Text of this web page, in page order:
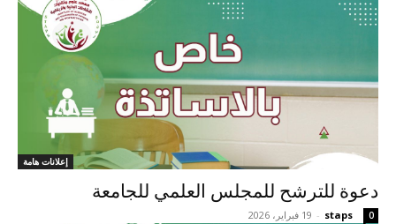
إعلانات هامة
دعوة للترشح للمجلس العلمي للجامعة
staps
- 19 فبراير، 2026 0